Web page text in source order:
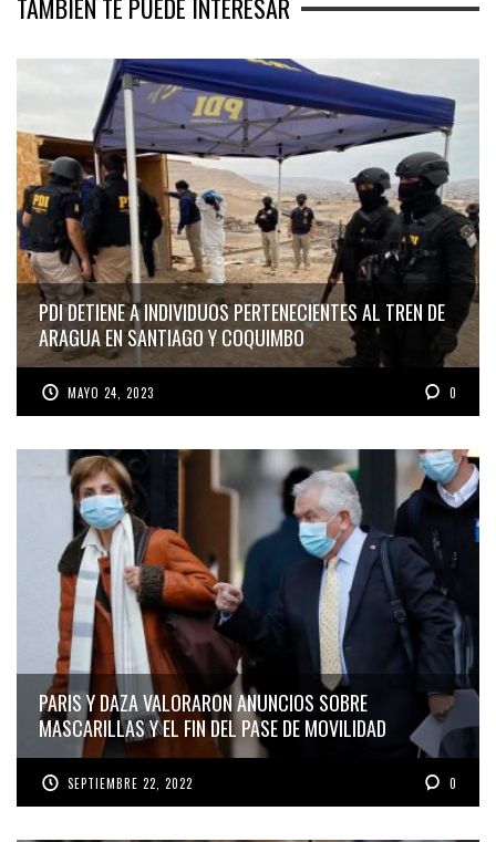
TAMBIÉN TE PUEDE INTERESAR
PDI DETIENE A INDIVIDUOS PERTENECIENTES AL TREN DE
ARAGUA EN SANTIAGO Y COQUIMBO
MAYO 24, 2023 0
PARIS Y DAZA VALORARON ANUNCIOS SOBRE
MASCARILLAS Y EL FIN DEL PASE DE MOVILIDAD
SEPTIEMBRE 22, 2022 0